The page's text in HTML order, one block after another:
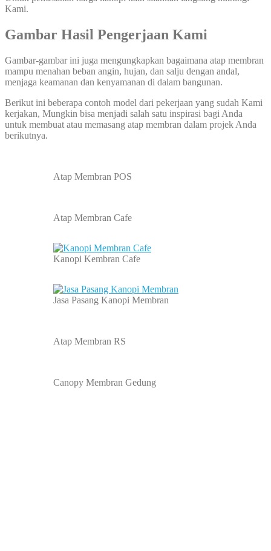
Kami.
Gambar Hasil Pengerjaan Kami
Gambar-gambar ini juga mengungkapkan bagaimana atap membran
mampu menahan beban angin, hujan, dan salju dengan andal,
menjaga keamanan dan kenyamanan di dalam bangunan.
Berikut ini beberapa contoh model dari pekerjaan yang sudah Kami
kerjakan, Mungkin bisa menjadi salah satu inspirasi bagi Anda
untuk membuat atau memasang atap membran dalam projek Anda
berikutnya.
Atap Membran POS
Atap Membran Cafe
Kanopi Kembran Cafe
Jasa Pasang Kanopi Membran
Atap Membran RS
Canopy Membran Gedung